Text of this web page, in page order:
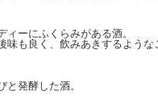
ーにふくらみがある酒。
も良く、飲みあきするような
発酵した酒。